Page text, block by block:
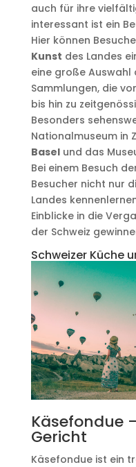
auch für ihre
interessant ist ein
Hier können
Kunst des Landes
eine große Auswahl
Sammlungen, die
bis hin zu
Besonders
Nationalmuseum in
Baselund das
Bei einem Besuch
Besucher nicht nur
Landes
Einblicke in die
der Schweiz
Schweizer Küche
Käsefondue
Gericht
Käsefondue ist ein